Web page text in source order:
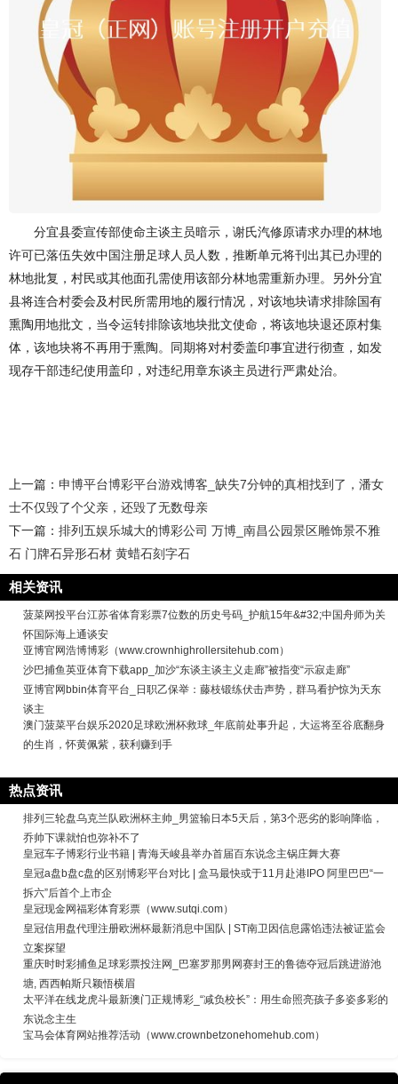
分宜县委宣传部使命主谈主员暗示，谢氏汽修原请求办理的林地
许可已落伍失效中国注册足球人员人数，推断单元将刊出其已办理的
林地批复，村民或其他面孔需使用该部分林地需重新办理。另外分宜
县将连合村委会及村民所需用地的履行情况，对该地块请求排除国有
熏陶用地批文，当令运转排除该地块批文使命，将该地块退还原村集
体，该地块将不再用于熏陶。同期将对村委盖印事宜进行彻查，如发
现存干部违纪使用盖印，对违纪用章东谈主员进行严肃处治。
上一篇： 申博平台博彩平台游戏博客_缺失7分钟的真相找到了，潘女
士不仅毁了个父亲，还毁了无数母亲
下一篇： 排列五娱乐城大的博彩公司 万博_南昌公园景区雕饰景不雅
石 门牌石异形石材 黄蜡石刻字石
相关资讯
菠菜网投平台江苏省体育彩票7位数的历史号码_护航15年&#32;中国舟师为关
怀国际海上通谈安
亚博官网浩博博彩（www.crownhighrollersitehub.com）
沙巴捕鱼英亚体育下载app_加沙“东谈主谈主义走廊”被指变“示寂走廊”
亚博官网bbin体育平台_日职乙保举：藤枝锻练伏击声势，群马看护惊为天东
谈主
澳门菠菜平台娱乐2020足球欧洲杯救球_年底前处事升起，大运将至谷底翻身
的生肖，怀黄佩紫，获利赚到手
热点资讯
排列三轮盘乌克兰队欧洲杯主帅_男篮输日本5天后，第3个恶劣的影响降临，
乔帅下课就怕也弥补不了
皇冠车子博彩行业书籍 | 青海天峻县举办首届百东说念主锅庄舞大赛
皇冠a盘b盘c盘的区别博彩平台对比 | 盒马最快或于11月赴港IPO 阿里巴巴“一
拆六”后首个上市企
皇冠现金网福彩体育彩票（www.sutqi.com）
皇冠信用盘代理注册欧洲杯最新消息中国队 | ST南卫因信息露馅违法被证监会
立案探望
重庆时时彩捕鱼足球彩票投注网_巴塞罗那男网赛封王的鲁德夺冠后跳进游池
塘, 西西帕斯只颖悟横眉
太平洋在线龙虎斗最新澳门正规博彩_“减负校长”：用生命照亮孩子多姿多彩的
东说念主生
宝马会体育网站推荐活动（www.crownbetzonehomehub.com）